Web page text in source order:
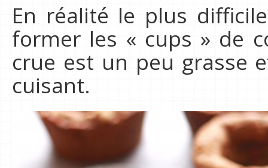
En réalité le plus
former les « cups » de
crue est un peu grasse
cuisant.